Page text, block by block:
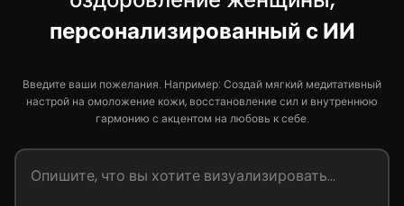
персонализированный с ИИ
Введите ваши пожелания. Например: Создай мягкий медитативный
настрой на омоложение кожи, восстановление сил и внутреннюю
гармонию с акцентом на любовь к себе.